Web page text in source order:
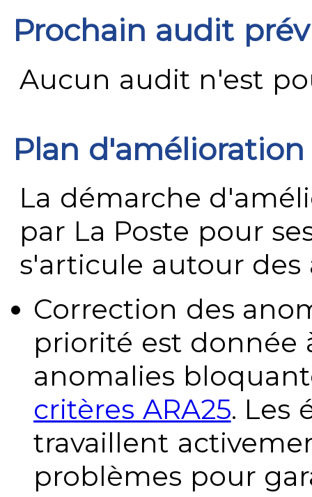
Prochain audit
Aucun audit n'est
Plan
La démarche
par La Poste pour
s'articule autour des
Correction des
priorité est donnée
anomalies
critères ARA25. Les
travaillent
problèmes pour